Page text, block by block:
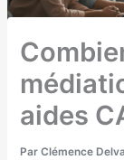
aides
ParClémence